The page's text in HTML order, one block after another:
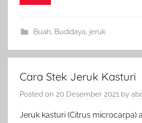
Buah, Budidaya, jeruk
Cara Stek Jeruk Kasturi
Posted on 20 Desember 2021 by
Jeruk kasturi (Citrus microcarpa)